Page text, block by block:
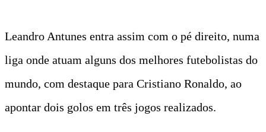
Leandro Antunes entra assim com o pé direito, numa
liga onde atuam alguns dos melhores futebolistas do
mundo, com destaque para Cristiano Ronaldo, ao
apontar dois golos em três jogos realizados.